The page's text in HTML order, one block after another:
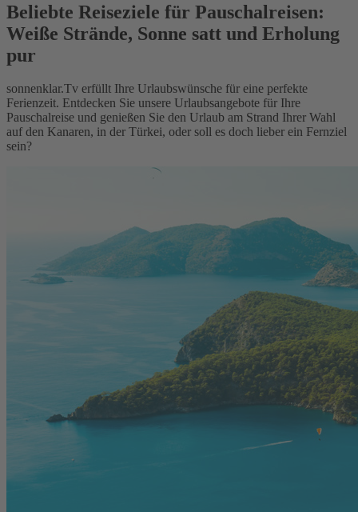
Beliebte Reiseziele für Pauschalreisen:
Weiße Strände, Sonne satt und Erholung
pur
sonnenklar.Tv erfüllt Ihre Urlaubswünsche für eine perfekte
Ferienzeit. Entdecken Sie unsere Urlaubsangebote für Ihre
Pauschalreise und genießen Sie den Urlaub am Strand Ihrer Wahl
auf den Kanaren, in der Türkei, oder soll es doch lieber ein Fernziel
sein?